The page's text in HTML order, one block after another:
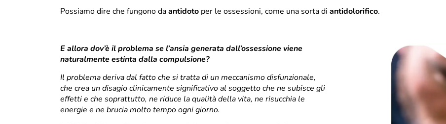
Possiamo dire che fungono daantidoto per le ossessioni, come una sorta di antidolorifico.
E allora dov’è il problema se l’ansia generata dall’ossessione viene
naturalmente estinta dalla compulsione?
Il problema deriva dal fatto che si tratta di un meccanismo disfunzionale,
che crea un disagio clinicamente significativo al soggetto che ne subisce gli
effetti e che soprattutto, ne riduce la qualità della vita, ne risucchia le
energie e ne brucia molto tempo ogni giorno.